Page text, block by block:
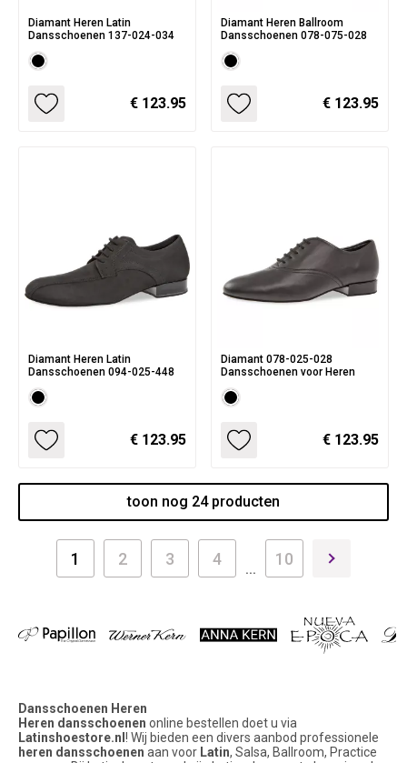
Diamant Heren Latin
Dansschoenen 137-024-034
€ 123.95
Diamant Heren Ballroom
Dansschoenen 078-075-028
€ 123.95
Diamant Heren Latin
Dansschoenen 094-025-448
€ 123.95
Diamant 078-025-028
Dansschoenen voor Heren
€ 123.95
toon nog 24 producten
1 2 3 4
...
10
Dansschoenen Heren
Heren dansschoenen online bestellen doet u via
Latinshoestore.nl ! Wij bieden een divers aanbod professionele
heren dansschoenen aan voor Latin, Salsa, Ballroom, Practice